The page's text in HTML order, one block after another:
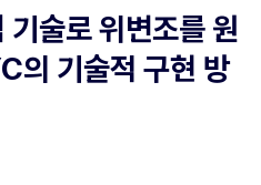
술로 위변조를 원
의 기술적 구현 방